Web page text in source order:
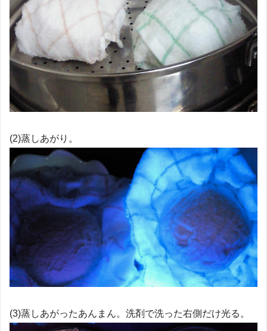
(2)蒸しあがり。
(3)蒸しあがったあんまん。洗剤で洗った右側だけ光る。